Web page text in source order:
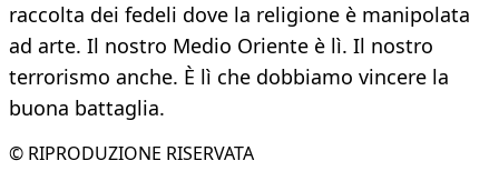
raccolta dei fedeli dove la religione è manipolata
ad arte. Il nostro Medio Oriente è lì. Il nostro
terrorismo anche. È lì che dobbiamo vincere la
buona battaglia.
© RIPRODUZIONE RISERVATA